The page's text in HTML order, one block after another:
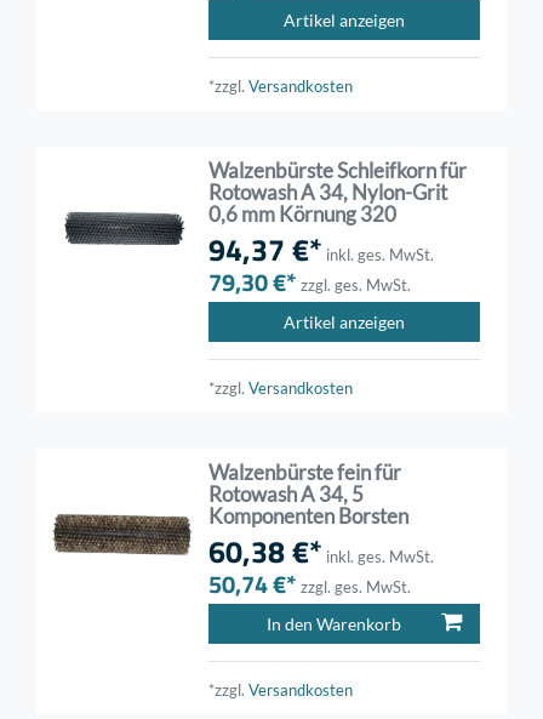
Artikel anzeigen
*zzgl.Versandkosten
Walzenbürste Schleifkorn für
Rotowash A 34, Nylon-Grit
0,6 mm Körnung 320
94,37 €* inkl. ges. MwSt.
79,30 €* zzgl. ges. MwSt.
Artikel anzeigen
*zzgl.Versandkosten
Walzenbürste fein für
Rotowash A 34, 5
Komponenten Borsten
60,38 €* inkl. ges. MwSt.
50,74 €* zzgl. ges. MwSt.
In den Warenkorb
*zzgl.Versandkosten